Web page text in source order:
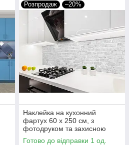
Розпродаж –20%
Наклейка на кухонний
фартух 60 х 250 см, з
фотодруком та захисною
ламінацією стіна з цегли
Готово до відправки 1 од.